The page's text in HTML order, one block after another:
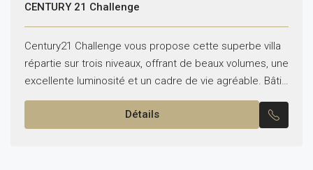
CENTURY 21 Challenge
Century21 Challenge vous propose cette superbe villa
répartie sur trois niveaux, offrant de beaux volumes, une
excellente luminosité et un cadre de vie agréable. Bâtie
sur un terrain de 330 m² avec...
Détails